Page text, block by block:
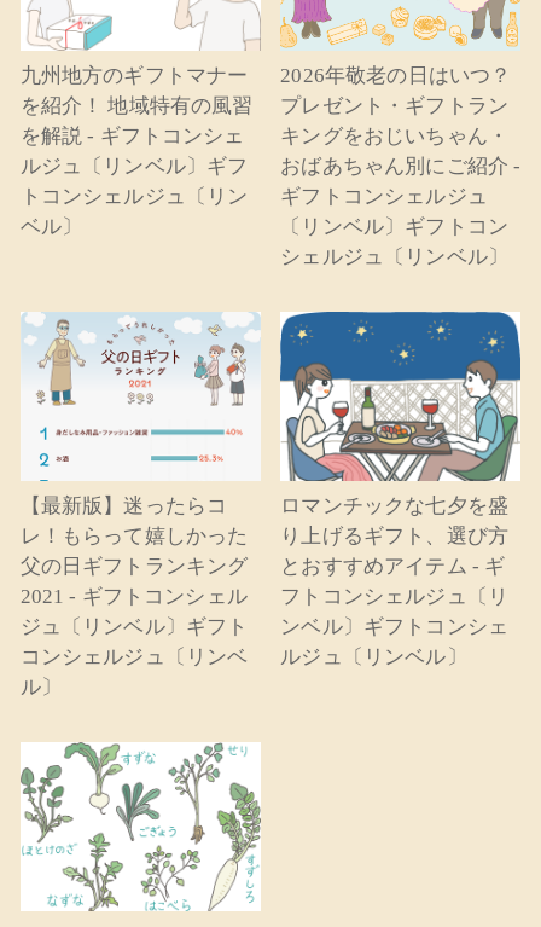
九州地方のギフトマナー
を紹介！ 地域特有の風習
を解説 - ギフトコンシェ
ルジュ〔リンベル〕ギフ
トコンシェルジュ〔リン
ベル〕
2026年敬老の日はいつ？
プレゼント・ギフトラン
キングをおじいちゃん・
おばあちゃん別にご紹介 -
ギフトコンシェルジュ
〔リンベル〕ギフトコン
シェルジュ〔リンベル〕
【最新版】迷ったらコ
レ！もらって嬉しかった
父の日ギフトランキング
2021 - ギフトコンシェル
ジュ〔リンベル〕ギフト
コンシェルジュ〔リンベ
ル〕
ロマンチックな七夕を盛
り上げるギフト、選び方
とおすすめアイテム - ギ
フトコンシェルジュ〔リ
ンベル〕ギフトコンシェ
ルジュ〔リンベル〕